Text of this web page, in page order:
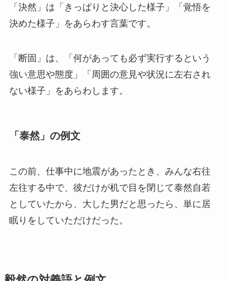
「決然」は「きっぱりと決心した様子」「覚悟を
決めた様子」をあらわす言葉です。
「断固」は、「何があっても必ず実行するという
強い意思や態度」「周囲の意見や状況に左右され
ない様子」をあらわします。
「泰然」の例文
この前、仕事中に地震があったとき、みんな右往
左往する中で、彼だけが机で目を閉じて泰然自若
としていたから、大した男だと思ったら、単に居
眠りをしていただけだった。